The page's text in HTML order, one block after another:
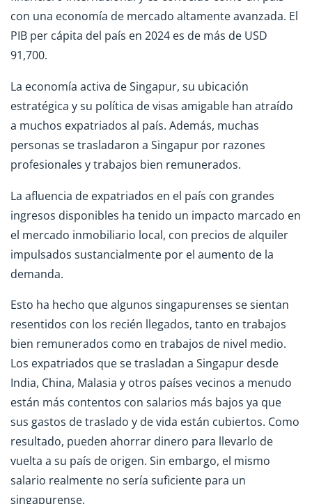
con una economía de mercado altamente avanzada. El
PIB per cápita del país en 2024 es de más de USD
91,700.
La economía activa de Singapur, su ubicación
estratégica y su política de visas amigable han atraído
a muchos expatriados al país. Además, muchas
personas se trasladaron a Singapur por razones
profesionales y trabajos bien remunerados.
La afluencia de expatriados en el país con grandes
ingresos disponibles ha tenido un impacto marcado en
el mercado inmobiliario local, con precios de alquiler
impulsados sustancialmente por el aumento de la
demanda.
Esto ha hecho que algunos singapurenses se sientan
resentidos con los recién llegados, tanto en trabajos
bien remunerados como en trabajos de nivel medio.
Los expatriados que se trasladan a Singapur desde
India, China, Malasia y otros países vecinos a menudo
están más contentos con salarios más bajos ya que
sus gastos de traslado y de vida están cubiertos. Como
resultado, pueden ahorrar dinero para llevarlo de
vuelta a su país de origen. Sin embargo, el mismo
salario realmente no sería suficiente para un
singapurense.